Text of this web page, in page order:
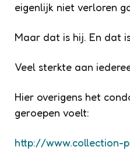
eigenlijk niet verloren
Maar dat is hij. En dat
Veel sterkte aan
Hier overigens het
geroepen voelt:
http://www.collection-